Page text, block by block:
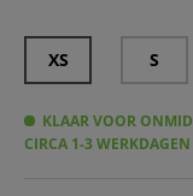
XS S
KLAAR VOOR
CIRCA 1-3 WERKDAGEN